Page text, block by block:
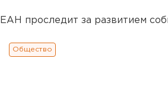
ЕАН проследит за развитием
Общество